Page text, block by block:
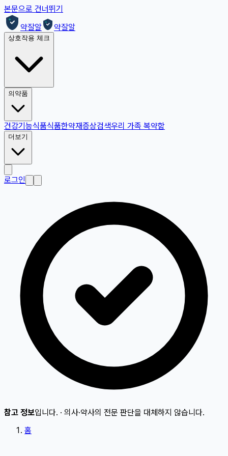
본문으로 건너뛰기
약잘알
약잘알
상호작용 체크
의약품
건강기능식품식품한약재증상검색우리 가족 복약함
더보기
로그인
참고 정보입니다. · 의사·약사의 전문 판단을 대체하지 않습니다.
홈